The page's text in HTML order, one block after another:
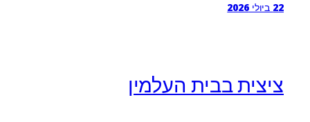
22 ביולי 2026
ציצית בבית העלמין